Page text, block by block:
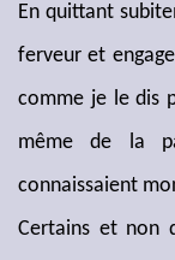
En quittant
ferveur et
comme je le dis
même de la
connaissaient
Certains et non